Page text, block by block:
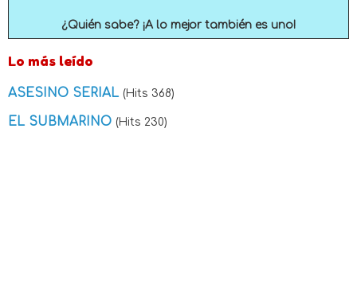
¿Quién sabe? ¡A lo mejor también es uno!
Lo más leído
ASESINO SERIAL (Hits 368)
EL SUBMARINO (Hits 230)